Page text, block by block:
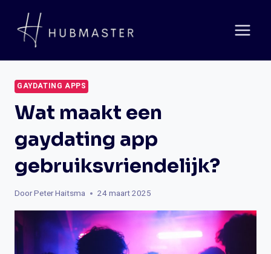
naar
inhoud
GAYDATING APPS
Wat maakt een
gaydating app
gebruiksvriendelijk?
DoorPeter Haitsma 24 maart 2025